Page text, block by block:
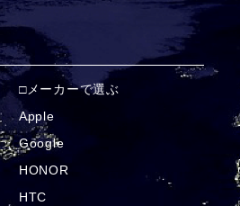
メーカーで選ぶ
Apple
Google
HONOR
HTC